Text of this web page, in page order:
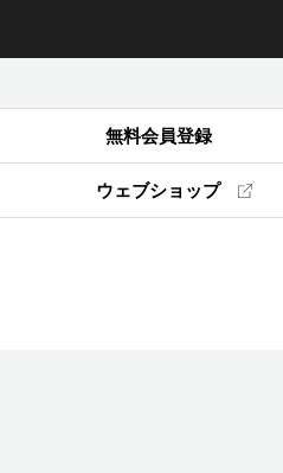
無料会員登録
ウェブショップ